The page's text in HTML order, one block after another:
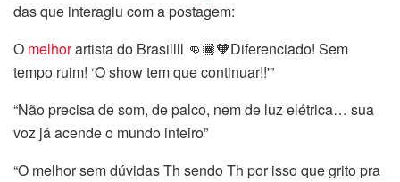
das que interagiu com a postagem:
O melhorartista do Brasillll 👊🏾🧡Diferenciado! Sem
tempo ruim! ‘O show tem que continuar!!'”
“Não precisa de som, de palco, nem de luz elétrica… sua
voz já acende o mundo inteiro”
“O melhor sem dúvidas Th sendo Th por isso que grito pra